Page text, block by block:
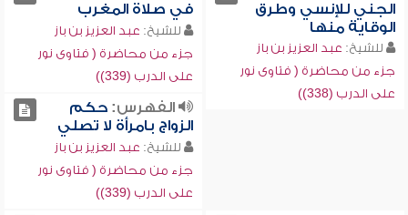
الجني للإنسي وطرق
الوقاية منها
للشيخ: عبد العزيز بن باز
جزء من محاضرة ( فتاوى نور
على الدرب (338))
في صلاة المغرب
للشيخ: عبد العزيز بن باز
جزء من محاضرة ( فتاوى نور
على الدرب (339))
الفهرس:حكم
الزواج بامرأة لا تصلي
للشيخ: عبد العزيز بن باز
جزء من محاضرة ( فتاوى نور
على الدرب (339))